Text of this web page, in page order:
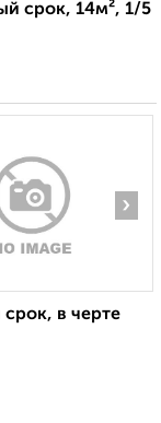
срок, 14м², 1/5
›
в черте